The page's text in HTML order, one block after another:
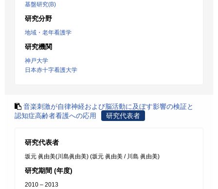
基盤研究(B)
研究分野
地域・老年看護学
研究機関
神戸大学
日本赤十字看護大学
音楽刺激が自律神経および脳活動に及ぼす影響の検証と
認知症高齢者看護への応用
研究代表者
研究代表者
坂元 眞由美(川島眞由美) (坂元 眞由美 / 川島 眞由美)
研究期間 (年度)
2010 – 2013